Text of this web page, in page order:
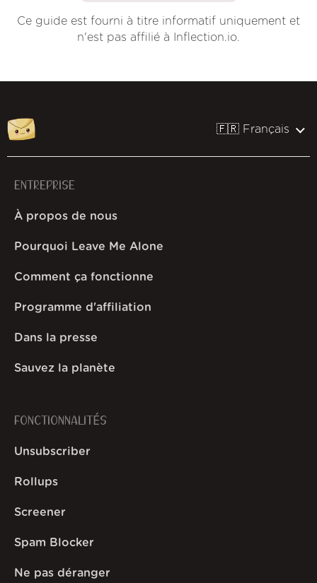
Ce guide est fourni à titre informatif uniquement et
n'est pas affilié à Inflection.io.
🇫🇷 Français
ENTREPRISE
À propos de nous
Pourquoi Leave Me Alone
Comment ça fonctionne
Programme d'affiliation
Dans la presse
Sauvez la planète
FONCTIONNALITÉS
Unsubscriber
Rollups
Screener
Spam Blocker
Ne pas déranger